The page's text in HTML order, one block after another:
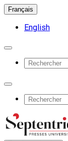
Français
English